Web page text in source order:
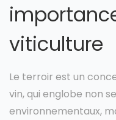
viticulture
Le terroir est un
vin, qui englobe non
environnementaux,